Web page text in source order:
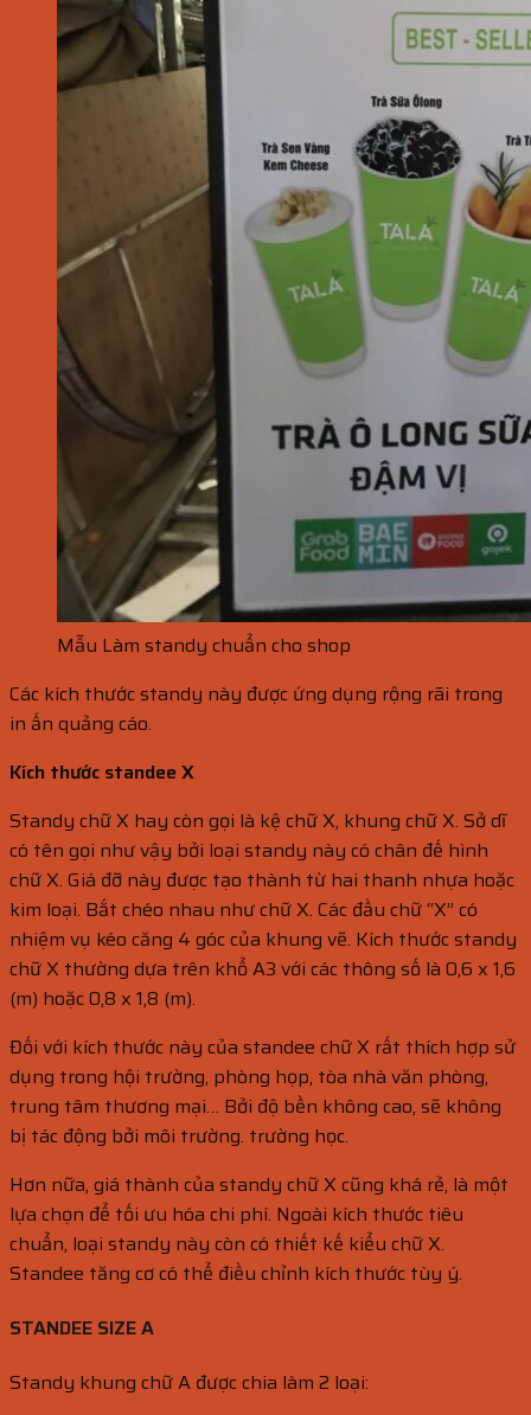
Mẫu Làm standy chuẩn cho shop
Các kích thước standy này được ứng dụng rộng rãi trong
in ấn quảng cáo.
Kích thước standee X
Standy chữ X hay còn gọi là kệ chữ X, khung chữ X. Sở dĩ
có tên gọi như vậy bởi loại standy này có chân đế hình
chữ X. Giá đỡ này được tạo thành từ hai thanh nhựa hoặc
kim loại. Bắt chéo nhau như chữ X. Các đầu chữ “X” có
nhiệm vụ kéo căng 4 góc của khung vẽ. Kích thước standy
chữ X thường dựa trên khổ A3 với các thông số là 0,6 x 1,6
(m) hoặc 0,8 x 1,8 (m).
Đối với kích thước này của standee chữ X rất thích hợp sử
dụng trong hội trường, phòng họp, tòa nhà văn phòng,
trung tâm thương mại… Bởi độ bền không cao, sẽ không
bị tác động bởi môi trường. trường học.
Hơn nữa, giá thành của standy chữ X cũng khá rẻ, là một
lựa chọn để tối ưu hóa chi phí. Ngoài kích thước tiêu
chuẩn, loại standy này còn có thiết kế kiểu chữ X.
Standee tăng cơ có thể điều chỉnh kích thước tùy ý.
STANDEE SIZE A
Standy khung chữ A được chia làm 2 loại: